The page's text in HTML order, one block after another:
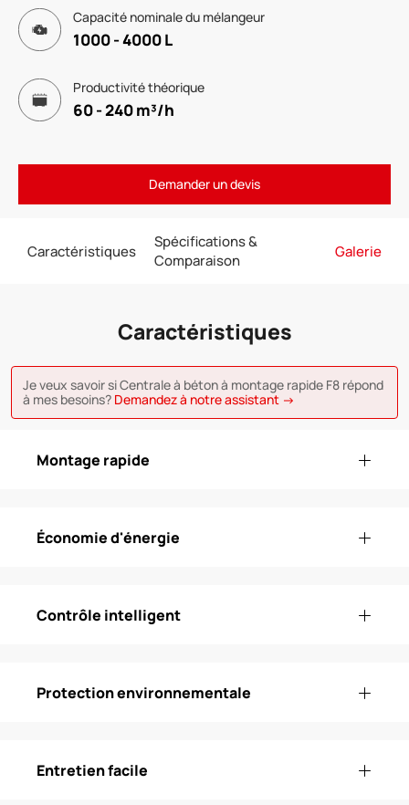
Capacité nominale du mélangeur
1000 - 4000 L
Productivité théorique
60 - 240 m³/h
Demander un devis
Caractéristiques
Spécifications &
Comparaison
Galerie
Caractéristiques
Je veux savoir si Centrale à béton à montage rapide F8 répond
à mes besoins? Demandez à notre assistant →
Montage rapide
Économie d'énergie
Contrôle intelligent
Protection environnementale
Entretien facile